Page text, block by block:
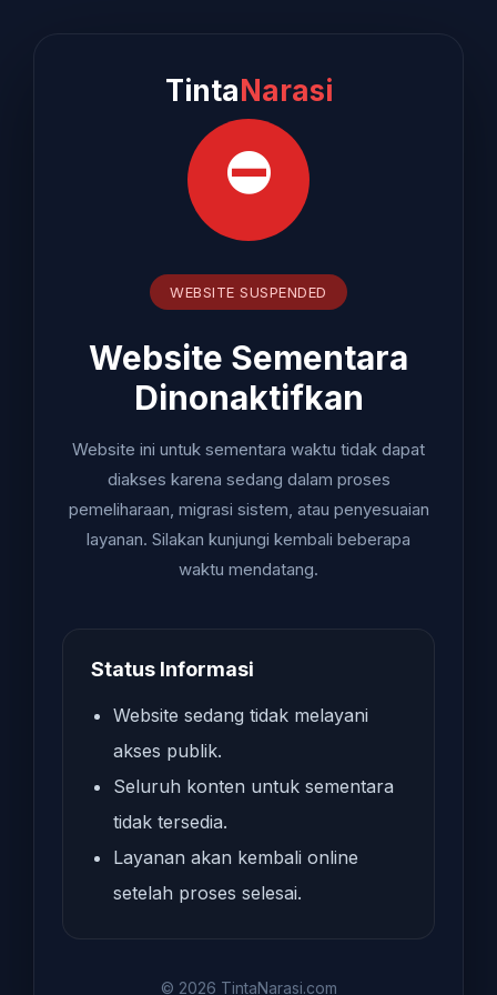
TintaNarasi
⛔
WEBSITE SUSPENDED
Website Sementara
Dinonaktifkan
Website ini untuk sementara waktu tidak dapat
diakses karena sedang dalam proses
pemeliharaan, migrasi sistem, atau penyesuaian
layanan. Silakan kunjungi kembali beberapa
waktu mendatang.
Status Informasi
Website sedang tidak melayani
akses publik.
Seluruh konten untuk sementara
tidak tersedia.
Layanan akan kembali online
setelah proses selesai.
© 2026 TintaNarasi.com